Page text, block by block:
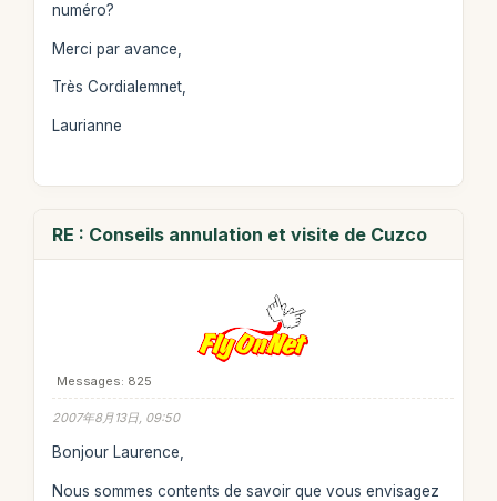
numéro?
Merci par avance,
Très Cordialemnet,
Laurianne
RE : Conseils annulation et visite de Cuzco
Messages: 825
2007年8月13日, 09:50
Bonjour Laurence,
Nous sommes contents de savoir que vous envisagez